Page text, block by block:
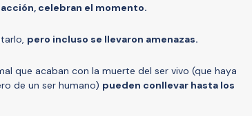
celebran el momento.
pero incluso se llevaron amenazas.
que acaban con la muerte del ser vivo (que haya
de un ser humano) pueden conllevar hasta los